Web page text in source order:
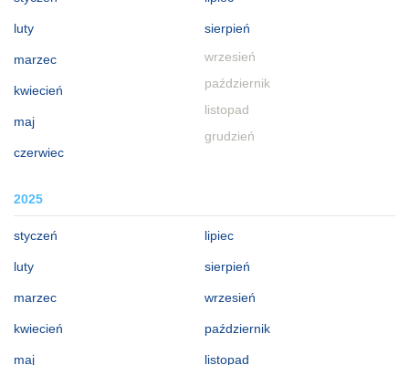
luty
marzec
kwiecień
maj
czerwiec
sierpień
wrzesień
październik
listopad
grudzień
2025
styczeń
luty
marzec
kwiecień
maj
lipiec
sierpień
wrzesień
październik
listopad